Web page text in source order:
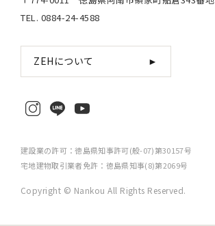
TEL. 0884-24-4588
ZEHについて ►
建設業の許可：徳島県知事許可(般-07)第30157号
宅地建物取引業者免許：徳島県知事(8)第2069号
Copyright © Nankou All Rights Reserved.